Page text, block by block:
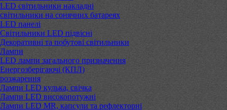
LED світильники накладні
світильники на сонячних батареях
LED панелі
Світильники LED підвісні
Декоративні та побутові світильники
Лампи
LED лампи загального призначення
Енергозберігаючі (КПЛ)
розжарення
Лампи LED кулька, свічка
Лампи LED високопотужні
Лампи LED MR, капсули та рефлекторні